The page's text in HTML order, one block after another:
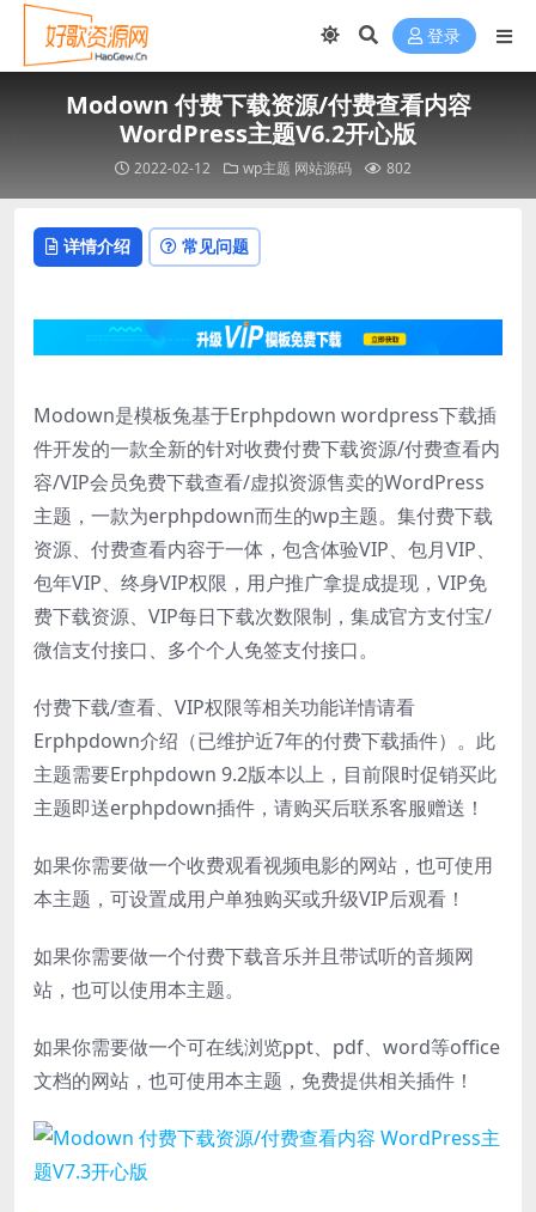
登录
Modown 付费下载资源/付费查看内容
WordPress主题V6.2开心版
2022-02-12 wp主题 网站源码 802
详情介绍 常见问题
Modown是模板兔基于Erphpdown wordpress下载插
件开发的一款全新的针对收费付费下载资源/付费查看内
容/VIP会员免费下载查看/虚拟资源售卖的WordPress
主题 ，一款为erphpdown而生的wp主题。集付费下载
资源、付费查看内容于一体，包含体验VIP、包月VIP、
包年VIP、终身VIP权限，用户推广拿提成提现，VIP免
费下载资源、VIP每日下载次数限制，集成官方支付宝/
微信支付接口、多个个人免签支付接口。
付费下载/查看、VIP权限等相关功能详情请看
Erphpdown介绍（已维护近7年的付费下载插件）。此
主题需要Erphpdown 9.2版本以上，目前限时促销买此
主题即送erphpdown插件，请购买后联系客服赠送！
如果你需要做一个收费观看视频电影的网站，也可使用
本主题，可设置成用户单独购买或升级VIP后观看！
如果你需要做一个付费下载音乐并且带试听的音频网
站，也可以使用本主题。
如果你需要做一个可在线浏览ppt、pdf、word等office
文档的网站，也可使用本主题，免费提供相关插件！